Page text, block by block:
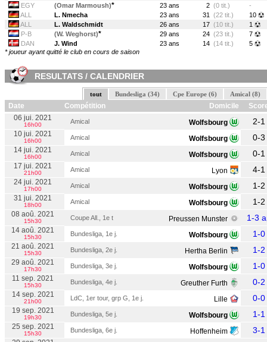
EGY
(Omar Marmoush)* 23 ans 2 (0 tit.)
-
ALL
L. Nmecha 23 ans 31 (22 tit.)
10
ALL
L. Waldschmidt 26 ans 17 (10 tit.)
1
P-B
(W. Weghorst)* 29 ans 24 (23 tit.)
7
DAN
J. Wind 23 ans 14 (14 tit.)
5
* joueur ayant quitté le club en cours de saison
RESULTATS / CALENDRIER
tout Bundesliga (34) Cpe Europe (6) Amical (8)
Date Compétition Domicile
06 jui. 2021
16h00 Amical Wolfsbourg 2-1
10 jui. 2021
16h00 Amical Wolfsbourg 0-3
14 jui. 2021
16h00 Amical Wolfsbourg 0-1
17 jui. 2021
21h00 Amical Lyon 4-1
24 jui. 2021
17h00 Amical Wolfsbourg 1-2
31 jui. 2021
18h00 Amical Wolfsbourg 1-2
08 aoû. 2021
15h30 Coupe All., 1e t Preussen Munster 1-3
14 aoû. 2021
15h30 Bundesliga, 1e j. Wolfsbourg 1-0
21 aoû. 2021
15h30 Bundesliga, 2e j. Hertha Berlin 1-2
29 aoû. 2021
17h30 Bundesliga, 3e j. Wolfsbourg 1-0
11 sep. 2021
15h30 Bundesliga, 4e j. Greuther Furth 0-2
14 sep. 2021
21h00 LdC, 1er tour, grp G, 1e j. Lille 0-0
19 sep. 2021
19h30 Bundesliga, 5e j. Wolfsbourg 1-1
25 sep. 2021
15h30 Bundesliga, 6e j. Hoffenheim 3-1